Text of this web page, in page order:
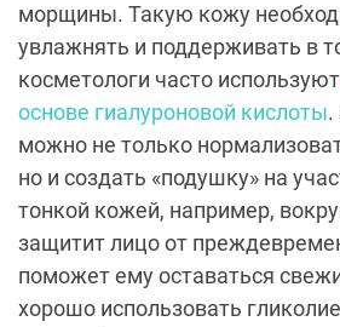
морщины. Такую кожу
увлажнять и поддерживать в
косметологи часто используют
основе гиалуроновой кислоты.
можно не только
но и создать «подушку» на
тонкой кожей, например,
защитит лицо от
поможет ему оставаться
хорошо использовать